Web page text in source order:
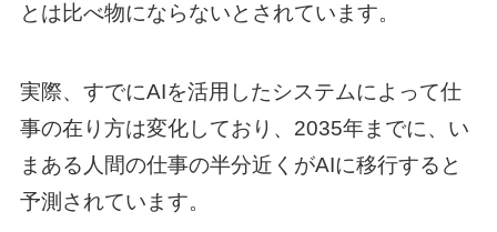
とは比べ物にならないとされています。
実際、すでにAIを活用したシステムによって仕
事の在り方は変化しており、2035年までに、い
まある人間の仕事の半分近くがAIに移行すると
予測されています。